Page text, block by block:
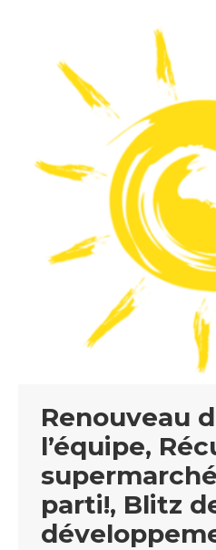
Renouveau
l’équipe,
parti!, Blitz